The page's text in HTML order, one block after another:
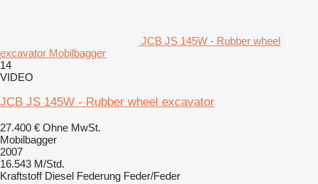
JCB JS 145W - Rubber wheel
excavator Mobilbagger
14
VIDEO
JCB JS 145W - Rubber wheel excavator
27.400 € Ohne MwSt.
Mobilbagger
2007
16.543 M/Std.
Kraftstoff Diesel Federung Feder/Feder